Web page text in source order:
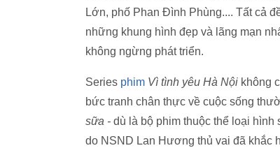
Lớn, phố Phan Đình Phùng.... Tất cả
những khung hình đẹp và lãng mạn
không ngừng phát triển.
Series phim Vì tình yêu Hà Nội không
bức tranh chân thực về cuộc sống
sữa - dù là bộ phim thuộc thể loại
do NSND Lan Hương thủ vai đã khắc